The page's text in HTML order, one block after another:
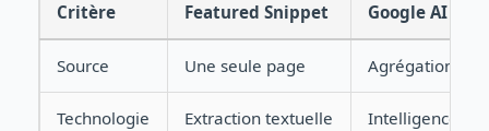
Critère Featured Snippet Google AI
Source Une seule page Agrégation
Technologie Extraction textuelle Intelligence